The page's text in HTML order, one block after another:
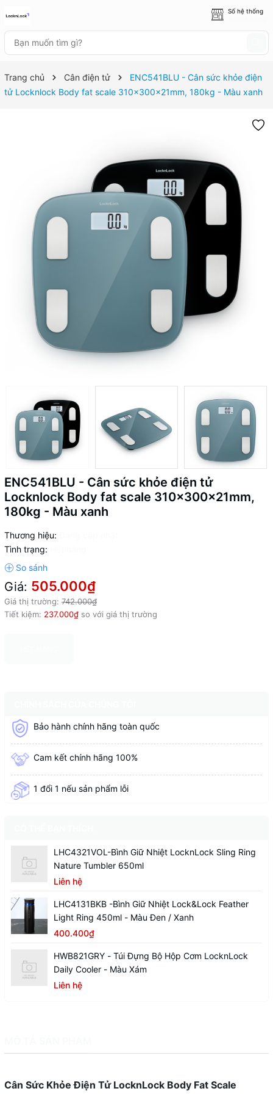
Số hệ thống
Trang chủ Cân điện tử
ENC541BLU - Cân sức khỏe điện
tử Locknlock Body fat scale 310x300x21mm, 180kg - Màu xanh
ENC541BLU - Cân sức khỏe điện tử
Locknlock Body fat scale 310x300x21mm,
180kg - Màu xanh
Thương hiệu:
Tình trạng:
Giá: 505.000₫
Giá thị trường: 742.000₫
Tiết kiệm: 237.000₫ so với giá thị trường
Bảo hành chính hãng toàn quốc
Cam kết chính hãng 100%
1 đổi 1 nếu sản phẩm lỗi
LHC4321VOL-Bình Giữ Nhiệt LocknLock Sling Ring
Nature Tumbler 650ml
Liên hệ
LHC4131BKB -Bình Giữ Nhiệt Lock&Lock Feather
Light Ring 450ml - Màu Đen / Xanh
400.400₫
HWB821GRY - Túi Đựng Bộ Hộp Cơm LocknLock
Daily Cooler - Màu Xám
Liên hệ
Cân Sức Khỏe Điện Tử LocknLock Body Fat Scale